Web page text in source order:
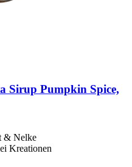
Sirup Pumpkin Spice,
& Nelke
Kreationen